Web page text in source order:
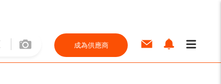
成為供應商